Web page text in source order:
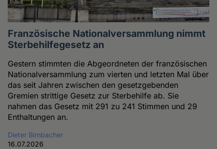
Französische Nationalversammlung nimmt
Sterbehilfegesetz an
Gestern stimmten die Abgeordneten der französischen
Nationalversammlung zum vierten und letzten Mal über
das seit Jahren zwischen den gesetzgebenden
Gremien strittige Gesetz zur Sterbehilfe ab. Sie
nahmen das Gesetz mit 291 zu 241 Stimmen und 29
Enthaltungen an.
Dieter Birnbacher
16.07.2026